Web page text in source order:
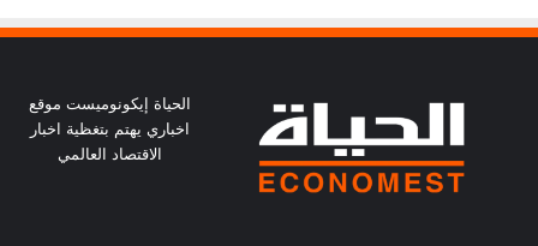
الحياة إيكونوميست موقع
اخباري يهتم بتغظية اخبار
الاقتصاد العالمي